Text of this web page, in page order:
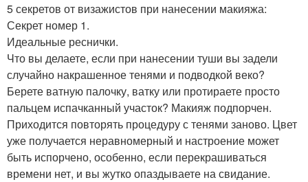
5 секретов от визажистов при нанесении макияжа:
Секрет номер 1.
Идеальные реснички.
Что вы делаете, если при нанесении туши вы задели
случайно накрашенное тенями и подводкой веко?
Берете ватную палочку, ватку или протираете просто
пальцем испачканный участок? Макияж подпорчен.
Приходится повторять процедуру с тенями заново. Цвет
уже получается неравномерный и настроение может
быть испорчено, особенно, если перекрашиваться
времени нет, и вы жутко опаздываете на свидание.